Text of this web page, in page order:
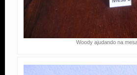
Woody ajudando na